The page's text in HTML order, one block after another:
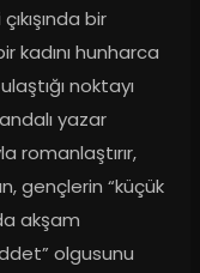
bir
kadını hunharca
noktayı
yazar
romanlaştırır,
gençlerin “küçük
akşam
olgusunu